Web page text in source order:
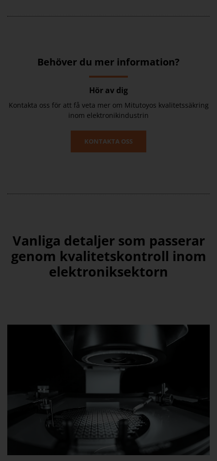
Behöver du mer information?
Hör av dig
Kontakta oss för att få veta mer om Mitutoyos kvalitetssäkring
inom elektronikindustrin
KONTAKTA OSS
Vanliga detaljer som passerar
genom kvalitetskontroll inom
elektroniksektorn